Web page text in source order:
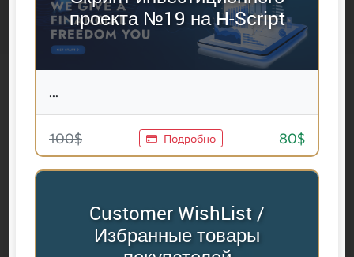
проекта №19 на H-Script
...
100$ Подробно 80$
Customer WishList /
Избранные товары